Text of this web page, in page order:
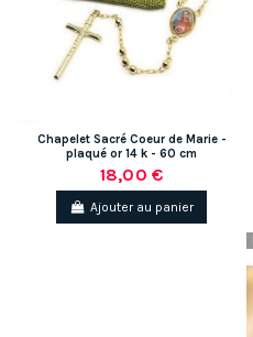
Chapelet Sacré Coeur de Marie -
plaqué or 14 k - 60 cm
18,00 €
Ajouter au panier